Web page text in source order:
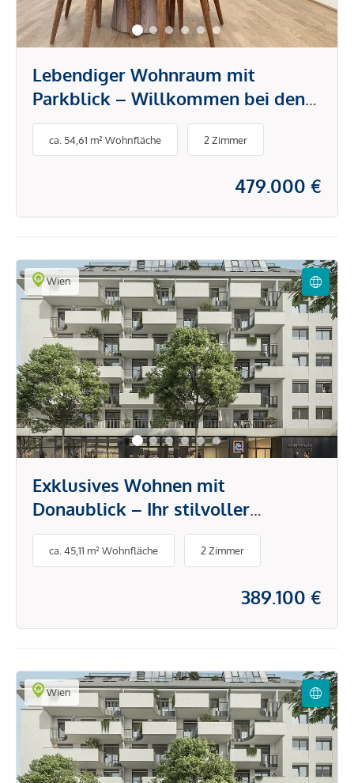
Lebendiger Wohnraum mit
Parkblick – Willkommen bei den
PARK FLATS
ca. 54,61 m² Wohnfläche 2 Zimmer
479.000 €
Wien
Exklusives Wohnen mit
Donaublick – Ihr stilvoller
Rückzugsort in der Stadt
ca. 45,11 m² Wohnfläche 2 Zimmer
389.100 €
Wien